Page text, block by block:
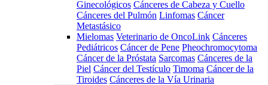
Ginecológicos Cánceres de Cabeza y Cuello
Cánceres del Pulmón Linfomas Cáncer
Metastásico
Mielomas Veterinario de OncoLink Cánceres
Pediátricos Cáncer de Pene Pheochromocytoma
Cáncer de la Próstata Sarcomas Cánceres de la
Piel Cáncer del Testículo Timoma Cáncer de la
Tiroides Cánceres de la Vía Urinaria